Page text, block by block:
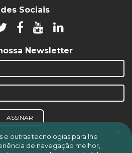
Sociais
Newsletter
ASSINAR
x
e outras tecnologias para lhe
de navegação melhor,